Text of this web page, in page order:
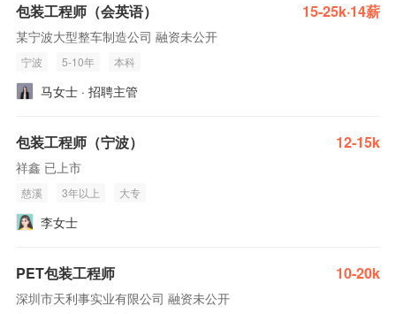
包装工程师（会英语） 15-25k·14薪
某宁波大型整车制造公司 融资未公开
宁波 5-10年 本科
马女士 · 招聘主管
包装工程师（宁波） 12-15k
祥鑫 已上市
慈溪 3年以上 大专
李女士
PET包装工程师 10-20k
深圳市天利事实业有限公司 融资未公开